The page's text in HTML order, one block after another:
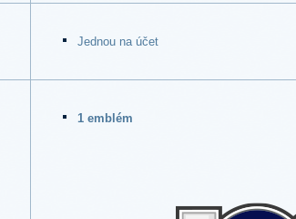
Jednou na účet
1 emblém